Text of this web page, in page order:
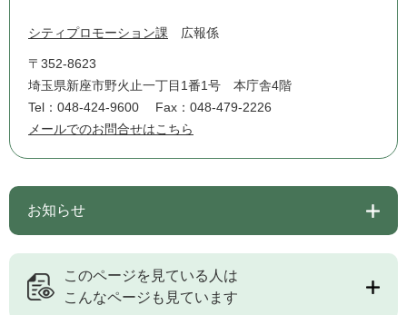
シティプロモーション課 広報係
〒352-8623
埼玉県新座市野火止一丁目1番1号 本庁舎4階
Tel：048-424-9600
Fax：048-479-2226
メールでのお問合せはこちら
お知らせ
このページを見ている人は
こんなページも見ています